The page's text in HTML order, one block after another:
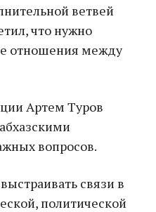
ветвей
что нужно
отношения между
Артем Туров
вопросов.
связи в
политической